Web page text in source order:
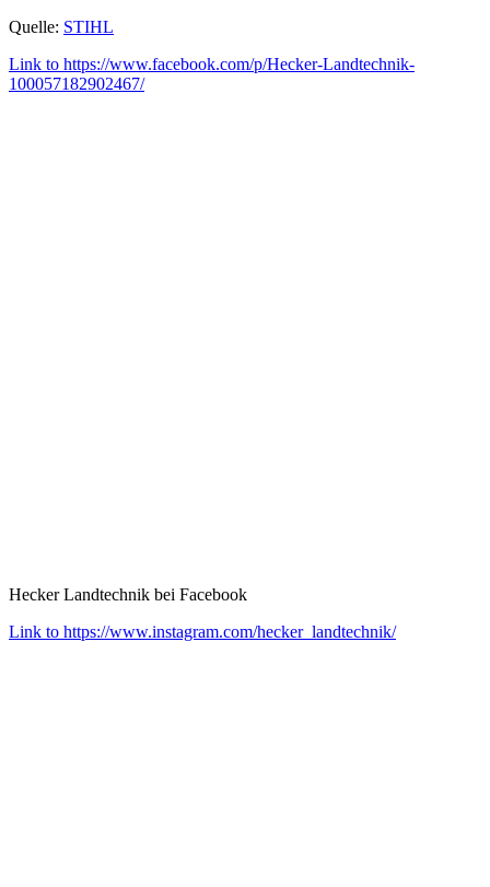
Quelle: STIHL
Link to https://www.facebook.com/p/Hecker-Landtechnik-
100057182902467/
Hecker Landtechnik bei Facebook
Link to https://www.instagram.com/hecker_landtechnik/